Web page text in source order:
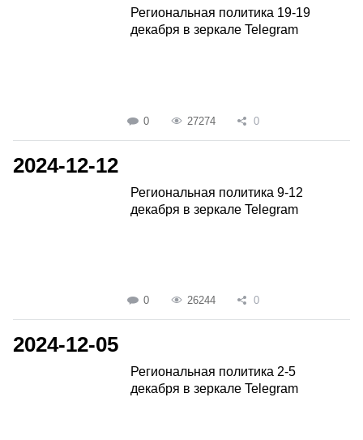
Региональная политика 19-19
декабря в зеркале Telegram
0 27274 0
2024-12-12
Региональная политика 9-12
декабря в зеркале Telegram
0 26244 0
2024-12-05
Региональная политика 2-5
декабря в зеркале Telegram